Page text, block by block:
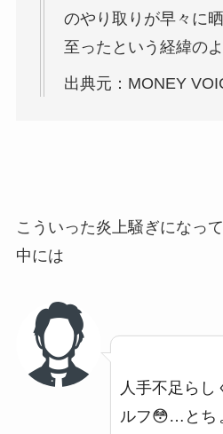
のやり取りが早々に
至ったという経緯のよ
出典元：MONEY
こういった炎上騒ぎになっ
中には
人手不足らし
ルフ😳…とち